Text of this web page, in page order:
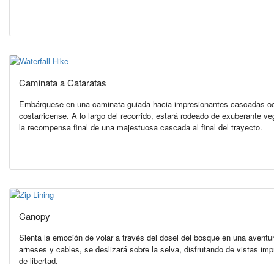
Caminata a Cataratas
Embárquese en una caminata guiada hacia impresionantes cascadas
costarricense. A lo largo del recorrido, estará rodeado de exuberante
la recompensa final de una majestuosa cascada al final del trayecto.
Canopy
Sienta la emoción de volar a través del dosel del bosque en una
arneses y cables, se deslizará sobre la selva, disfrutando de vistas
de libertad.